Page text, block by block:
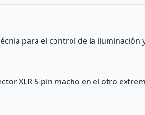
para el control de la
XLR 5-pin macho en el otro